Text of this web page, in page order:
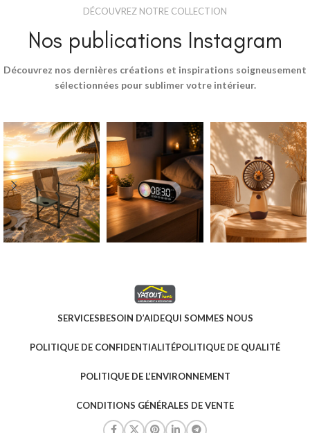
DÉCOUVREZ NOTRE COLLECTION
Nos publications Instagram
Découvrez nos dernières créations et inspirations soigneusement
sélectionnées pour sublimer votre intérieur.
SERVICESBESOIN D’AIDEQUI SOMMES NOUS
POLITIQUE DE CONFIDENTIALITÉPOLITIQUE DE QUALITÉ
POLITIQUE DE L’ENVIRONNEMENT
CONDITIONS GÉNÉRALES DE VENTE